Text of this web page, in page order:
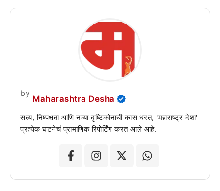
by
Maharashtra Desha
सत्य, निष्पक्षता आणि नव्या दृष्टिकोनाची कास धरत, 'महाराष्ट्र देशा'
प्रत्येक घटनेचं प्रामाणिक रिपोर्टिंग करत आले आहे.